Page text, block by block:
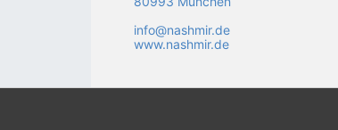
info@nashmir.de
www.nashmir.de